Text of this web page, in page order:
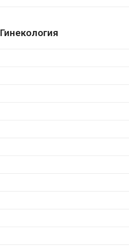
Гинекология